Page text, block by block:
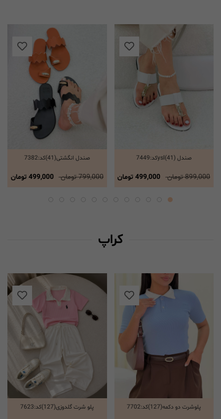
انتخاب گزینه ها
صندل ysl(41)کد:7449
899,000 تومان 499,000 تومان
انتخاب گزینه ها
صندل انگشتی(41)کد:7382
799,000 تومان 499,000 تومان
کراپ
انتخاب گزینه ها
پلوشرت دو دکمه(127)کد:7702 انتخاب گزینه ها
پلو شرت گلدوزی(127)کد:7623